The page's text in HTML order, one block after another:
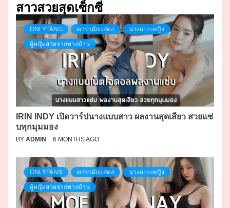
สาวสวยสุดเซ็กซี่
ONLYFANS ดารานักแสดง นางแบบหญิง
ผู้หญิงสวยจากทางบ้าน
IRIN INDY เปิดวาร์ปนางแบบสาว ผลงานสุดเสียว สวยแซ่
บทุกมุมมอง
BY ADMIN 6 MONTHS AGO
ONLYFANS ดารานักแสดง นางแบบหญิง
ผู้หญิงสวยจากทางบ้าน